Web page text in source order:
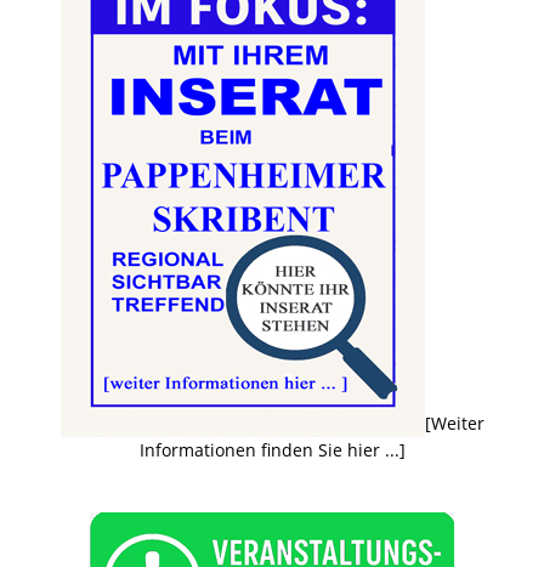
[Weiter
Informationen finden Sie hier ...]